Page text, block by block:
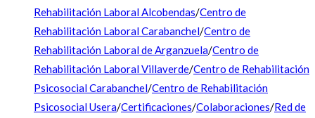
Rehabilitación Laboral Alcobendas/Centro de
Rehabilitación Laboral Carabanchel/Centro de
Rehabilitación Laboral de Arganzuela/Centro de
Rehabilitación Laboral Villaverde/Centro de Rehabilitación
Psicosocial Carabanchel/Centro de Rehabilitación
Psicosocial Usera/Certificaciones/Colaboraciones/Red de